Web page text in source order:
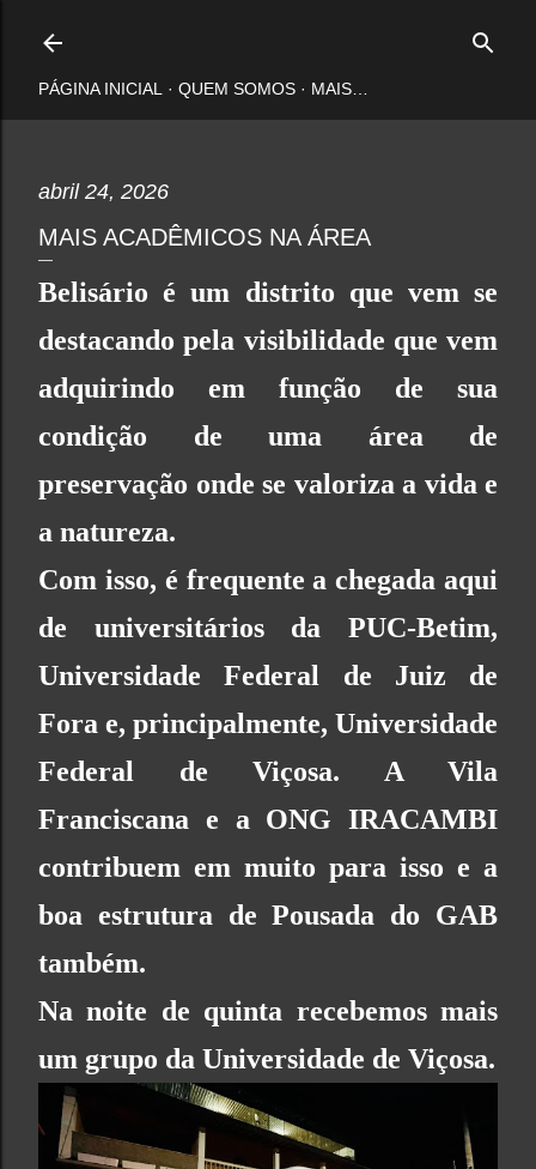
PÁGINA INICIAL QUEM SOMOS MAIS…
abril 24, 2026
MAIS ACADÊMICOS NA ÁREA
Belisário é um distrito que vem se
destacando pela visibilidade que vem
adquirindo em função de sua
condição de uma área de
preservação onde se valoriza a vida e
a natureza.
Com isso, é frequente a chegada aqui
de universitários da PUC-Betim,
Universidade Federal de Juiz de
Fora e, principalmente, Universidade
Federal de Viçosa. A Vila
Franciscana e a ONG IRACAMBI
contribuem em muito para isso e a
boa estrutura dePousada do GAB
também.
Na noite de quinta recebemos mais
um grupo da Universidade de Viçosa.